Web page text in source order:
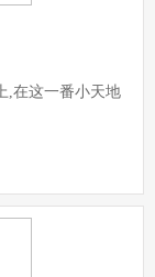
,在这一番小天地